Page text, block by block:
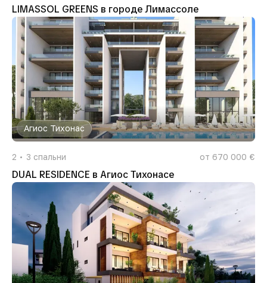
LIMASSOL GREENS в городе Лимассоле
Агиос Тихонас
2 3 спальни от 670 000 €
DUAL RESIDENCE в Агиос Тихонасе